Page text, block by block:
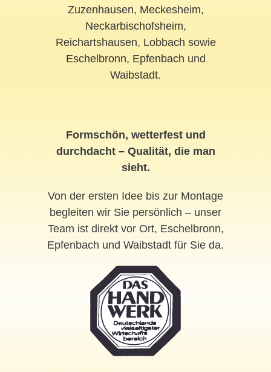
Zuzenhausen, Meckesheim,
Neckarbischofsheim,
Reichartshausen, Lobbach sowie
Eschelbronn, Epfenbach und
Waibstadt.
Formschön, wetterfest und
durchdacht – Qualität, die man
sieht.
Von der ersten Idee bis zur Montage
begleiten wir Sie persönlich – unser
Team ist direkt vor Ort, Eschelbronn,
Epfenbach und Waibstadt für Sie da.